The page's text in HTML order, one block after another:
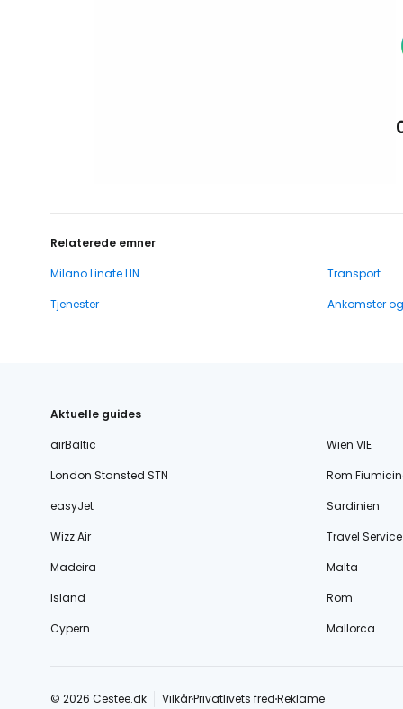
Relaterede emner
Milano Linate LIN
Transport
Tjenester
Ankomster
Aktuelle guides
airBaltic
Wien VIE
London Stansted STN
Rom
easyJet
Sardinien
Wizz Air
Travel Service
Madeira
Malta
Island
Rom
Cypern
Mallorca
© 2026 Cestee.dk VilkårPrivatlivets fredReklame